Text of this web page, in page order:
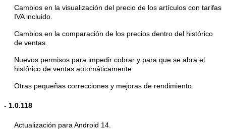
Cambios en la visualización del precio de los artículos con tarifas
IVA incluido.
Cambios en la comparación de los precios dentro del histórico
de ventas.
Nuevos permisos para impedir cobrar y para que se abra el
histórico de ventas automáticamente.
Otras pequeñas correcciones y mejoras de rendimiento.
- 1.0.118
Actualización para Android 14.